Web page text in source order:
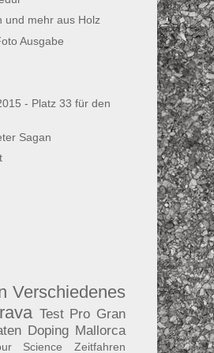
und mehr aus Holz
Ausgabe
- Platz 33 für den
Sagan
Verschiedenes
Test Pro Gran
Doping Mallorca
Science Zeitfahren